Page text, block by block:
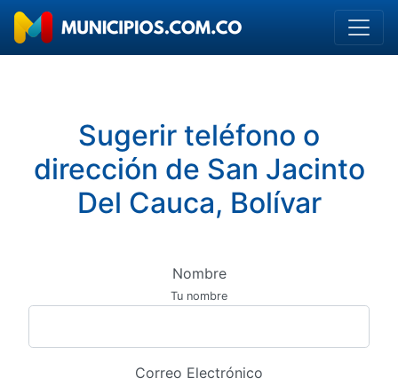
Sugerir teléfono o
dirección de San Jacinto
Del Cauca, Bolívar
Nombre
Tu nombre
Correo Electrónico